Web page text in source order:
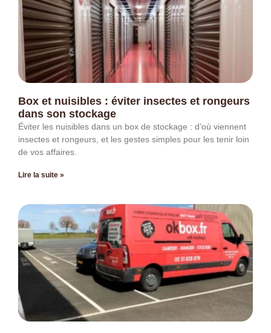
Box et nuisibles : éviter insectes et rongeurs
dans son stockage
Éviter les nuisibles dans un box de stockage : d’où viennent
insectes et rongeurs, et les gestes simples pour les tenir loin
de vos affaires.
Lire la suite »